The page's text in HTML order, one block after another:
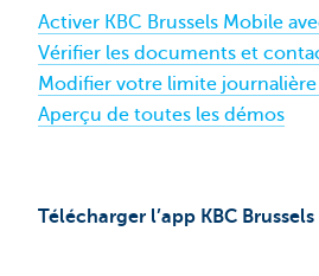
de
Activer KBC Brussels Mobile
Vérifier les documents et
Modifier votre limite
Aperçu de toutes les démos
Télécharger l’app KBC